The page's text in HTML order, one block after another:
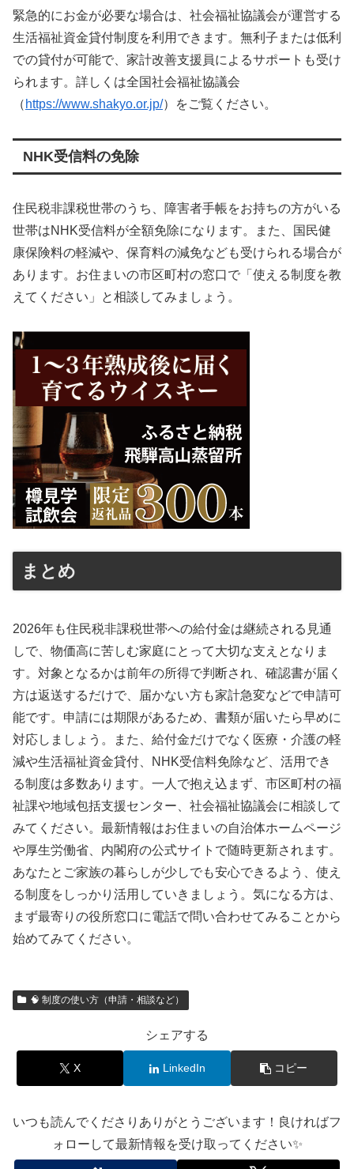
緊急的にお金が必要な場合は、社会福祉協議会が運営する
生活福祉資金貸付制度を利用できます。無利子または低利
での貸付が可能で、家計改善支援員によるサポートも受け
られます。詳しくは全国社会福祉協議会
（ https://www.shakyo.or.jp/）をご覧ください。
NHK受信料の免除
住民税非課税世帯のうち、障害者手帳をお持ちの方がいる
世帯はNHK受信料が全額免除になります。また、国民健
康保険料の軽減や、保育料の減免なども受けられる場合が
あります。お住まいの市区町村の窓口で「使える制度を教
えてください」と相談してみましょう。
まとめ
2026年も住民税非課税世帯への給付金は継続される見通
しで、物価高に苦しむ家庭にとって大切な支えとなりま
す。対象となるかは前年の所得で判断され、確認書が届く
方は返送するだけで、届かない方も家計急変などで申請可
能です。申請には期限があるため、書類が届いたら早めに
対応しましょう。また、給付金だけでなく医療・介護の軽
減や生活福祉資金貸付、NHK受信料免除など、活用でき
る制度は多数あります。一人で抱え込まず、市区町村の福
祉課や地域包括支援センター、社会福祉協議会に相談して
みてください。最新情報はお住まいの自治体ホームページ
や厚生労働省、内閣府の公式サイトで随時更新されます。
あなたとご家族の暮らしが少しでも安心できるよう、使え
る制度をしっかり活用していきましょう。気になる方は、
まず最寄りの役所窓口に電話で問い合わせてみることから
始めてみてください。
🧠 制度の使い方（申請・相談など）
シェアする
X LinkedIn コピー
いつも読んでくださりありがとうございます！良ければフ
ォローして最新情報を受け取ってください✨